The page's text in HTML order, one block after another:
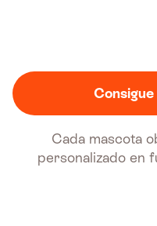
Cada mascota
personalizado en